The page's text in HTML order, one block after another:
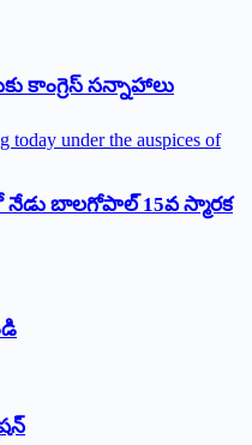
కాంగ్రెస్‌ ‌సన్నాహాలు
బాలగోపాల్‌ 15వ స్మారక